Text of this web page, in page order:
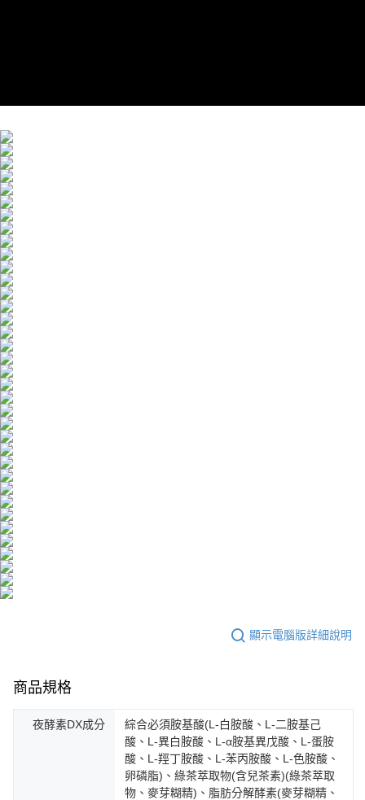
顯示電腦版詳細說明
商品規格
夜酵素DX成分
綜合必須胺基酸(L-白胺酸、L-二胺基己
酸、L-異白胺酸、L-α胺基異戊酸、L-蛋胺
酸、L-羥丁胺酸、L-苯丙胺酸、L-色胺酸、
卵磷脂)、綠茶萃取物(含兒茶素)(綠茶萃取
物、麥芽糊精)、脂肪分解酵素(麥芽糊精、